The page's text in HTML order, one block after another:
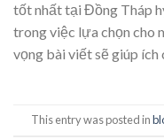
tốt nhất tại Đồng Tháp
trong việc lựa chọn cho
vọng bài viết sẽ giúp ích
This entry was posted in